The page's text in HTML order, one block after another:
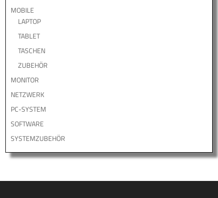
MOBILE
LAPTOP
TABLET
TASCHEN
ZUBEHÖR
MONITOR
NETZWERK
PC-SYSTEM
SOFTWARE
SYSTEMZUBEHÖR